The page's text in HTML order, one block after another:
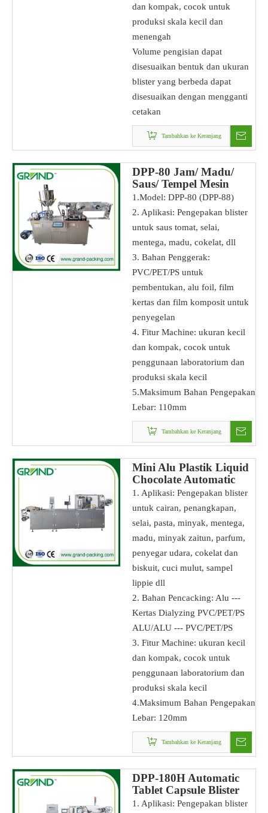
dan kompak, cocok untuk
produksi skala kecil dan
menengah
Volume pengisian dapat
disesuaikan bentuk dan ukuran
blister yang berbeda dapat
disesuaikan dengan mengganti
cetakan
Tambahkan ke Keranjang
DPP-80 Jam/ Madu/
Saus/ Tempel Mesin
Pengepakan Blister
1.Model: DPP-80 (DPP-88)
2. Aplikasi: Pengepakan blister
untuk saus tomat, selai,
mentega, madu, cokelat, dll
3. Bahan Penggerak:
PVC/PET/PS untuk
pembentukan, alu foil, film
kertas dan film komposit untuk
penyegelan
4. Fitur Machine: ukuran kecil
dan kompak, cocok untuk
penggunaan laboratorium dan
produksi skala kecil
5.Maksimum Bahan Pengepakan
Lebar: 110mm
Tambahkan ke Keranjang
Mini Alu Plastik Liquid
Chocolate Automatic
Blister Packing Machine
Untuk Kemasan Cokelat
1. Aplikasi: Pengepakan blister
untuk cairan, penangkapan,
selai, pasta, minyak, mentega,
madu, minyak zaitun, parfum,
penyegar udara, cokelat dan
biskuit, cuci mulut, sampel
lippie dll
2. Bahan Pencacking: Alu ---
Kertas Dialyzing PVC/PET/PS
ALU/ALU --- PVC/PET/PS
3. Fitur Machine: ukuran kecil
dan kompak, cocok untuk
penggunaan laboratorium dan
produksi skala kecil
4.Maksimum Bahan Pengepakan
Lebar: 120mm
Tambahkan ke Keranjang
DPP-180H Automatic
Tablet Capsule Blister
Packing Machine
1. Aplikasi: Pengepakan blister